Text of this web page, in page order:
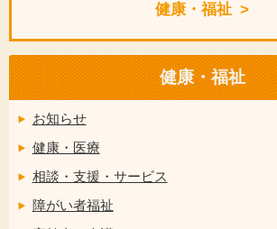
健康・福祉
健康・福祉
お知らせ
健康・医療
相談・支援・サービス
障がい者福祉